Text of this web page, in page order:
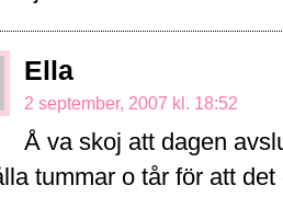
Ella
2 september, 2007 kl. 18:52
Å va skoj att dagen
tummar o tår för att